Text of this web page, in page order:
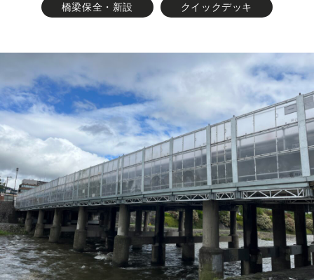
安全と技術力 事業内容
レンタル 採用情報
EN
見積依頼・ お問い合わせ
カタログダウンロード
橋梁保全・新設 クイックデッキ